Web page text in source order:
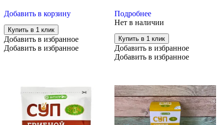
Добавить в корзину
Купить в 1 клик
Добавить в избранное
Добавить в избранное
Подробнее
Нет в наличии
Купить в 1 клик
Добавить в избранное
Добавить в избранное